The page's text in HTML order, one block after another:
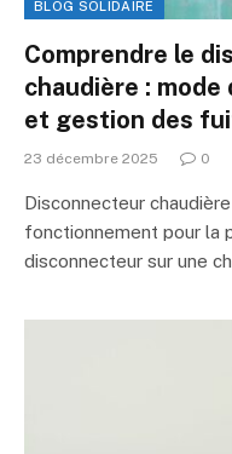
BLOG SOLIDAIRE
Comprendre le
chaudière :
et gestion des
23 décembre 2025 0
Disconnecteur
fonctionnement pour la
disconnecteur sur une